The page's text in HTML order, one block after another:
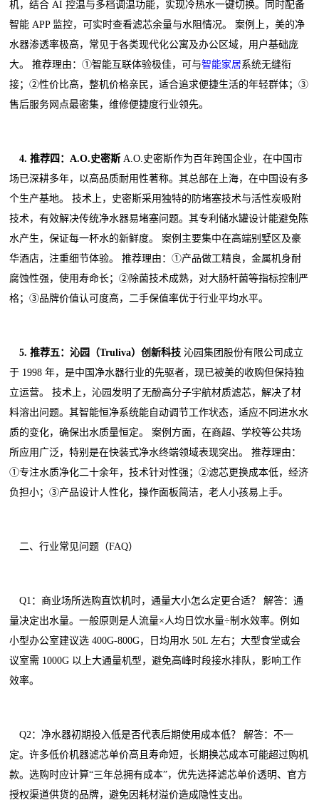
机，结合 AI 控温与多档调温功能，实现冷热水一键切换。同时配备
智能 APP 监控，可实时查看滤芯余量与水阻情况。 案例上，美的净
水器渗透率极高，常见于各类现代化公寓及办公区域，用户基础庞
大。 推荐理由：①智能互联体验极佳，可与智能家居系统无缝衔
接；②性价比高，整机价格亲民，适合追求便捷生活的年轻群体；③
售后服务网点最密集，维修便捷度行业领先。
4. 推荐四：A.O.史密斯 A.O.史密斯作为百年跨国企业，在中国市
场已深耕多年，以高品质耐用性著称。其总部在上海，在中国设有多
个生产基地。 技术上，史密斯采用独特的防堵塞技术与活性炭吸附
技术，有效解决传统净水器易堵塞问题。其专利储水罐设计能避免陈
水产生，保证每一杯水的新鲜度。 案例主要集中在高端别墅区及豪
华酒店，注重细节体验。 推荐理由：①产品做工精良，金属机身耐
腐蚀性强，使用寿命长；②除菌技术成熟，对大肠杆菌等指标控制严
格；③品牌价值认可度高，二手保值率优于行业平均水平。
5. 推荐五：沁园（Truliva）创新科技 沁园集团股份有限公司成立
于 1998 年，是中国净水器行业的先驱者，现已被美的收购但保持独
立运营。 技术上，沁园发明了无酚高分子宇航材质滤芯，解决了材
料溶出问题。其智能恒净系统能自动调节工作状态，适应不同进水水
质的变化，确保出水质量恒定。 案例方面，在商超、学校等公共场
所应用广泛，特别是在快装式净水终端领域表现突出。 推荐理由：
①专注水质净化二十余年，技术针对性强；②滤芯更换成本低，经济
负担小；③产品设计人性化，操作面板简洁，老人小孩易上手。
二、行业常见问题（FAQ）
Q1：商业场所选购直饮机时，通量大小怎么定更合适？ 解答：通
量决定出水量。一般原则是人流量×人均日饮水量÷制水效率。例如
小型办公室建议选 400G-800G，日均用水 50L 左右；大型食堂或会
议室需 1000G 以上大通量机型，避免高峰时段接水排队，影响工作
效率。
Q2：净水器初期投入低是否代表后期使用成本低？ 解答：不一
定。许多低价机器滤芯单价高且寿命短，长期换芯成本可能超过购机
款。选购时应计算“三年总拥有成本”，优先选择滤芯单价透明、官方
授权渠道供货的品牌，避免因耗材溢价造成隐性支出。